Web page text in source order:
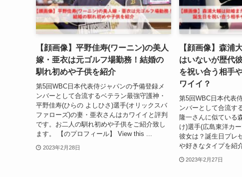
【顔画像】平野佳寿(ワーニン)の美人
嫁・亜衣は元ゴルフ場勤務！結婚の
馴れ初めや子供を紹介
第5回WBC日本代表侍ジャパンの予備登録メ
ンバーとして合流するベテラン最強守護神・
平野佳寿(ひらの よしひさ)選手(オリックスバ
ファローズ)の妻・亜衣さんはカワイイと評判
です。お二人の馴れ初めや子供をご紹介致し
ます。 【のプロフィール】 View this ...
2023年2月28日
【顔画像】森浦
はいないが歴代
を祝い合う相手
ワイイ？
第5回WBC日本代表
ンバーとして合流す
隆一さんに似ている
け)選手(広島東洋カ
彼女は？誕生日プレ
や好きなタイプを紹
2023年2月27日